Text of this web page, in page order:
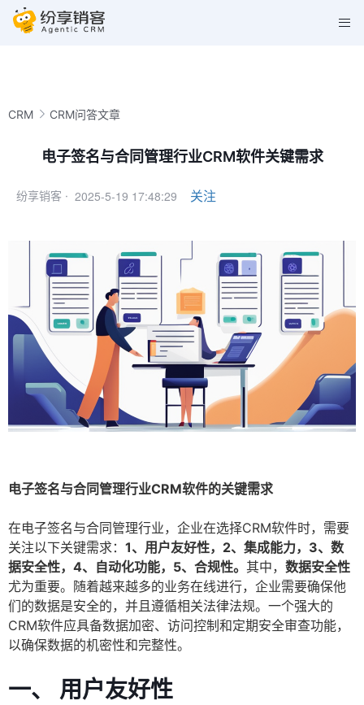
CRM CRM问答文章
电子签名与合同管理行业CRM软件关键需求
纷享销客 · 2025-5-19 17:48:29 关注
电子签名与合同管理行业CRM软件的关键需求
在电子签名与合同管理行业，企业在选择CRM软件时，需要
关注以下关键需求： 1、用户友好性，2、集成能力，3、数
据安全性，4、自动化功能，5、合规性。 其中， 数据安全性
尤为重要。随着越来越多的业务在线进行，企业需要确保他
们的数据是安全的，并且遵循相关法律法规。一个强大的
CRM软件应具备数据加密、访问控制和定期安全审查功能，
以确保数据的机密性和完整性。
一、 用户友好性